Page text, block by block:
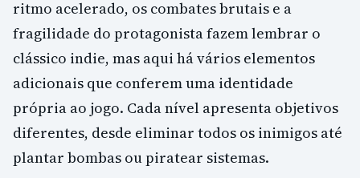
ritmo acelerado, os combates brutais e a
fragilidade do protagonista fazem lembrar o
clássico indie, mas aqui há vários elementos
adicionais que conferem uma identidade
própria ao jogo. Cada nível apresenta objetivos
diferentes, desde eliminar todos os inimigos até
plantar bombas ou piratear sistemas.